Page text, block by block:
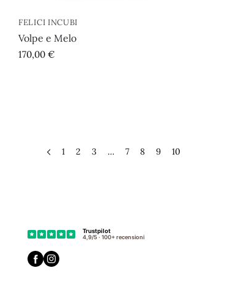
FELICI INCUBI
Volpe e Melo
170,00€
1 2 3 … 7 8 9 10